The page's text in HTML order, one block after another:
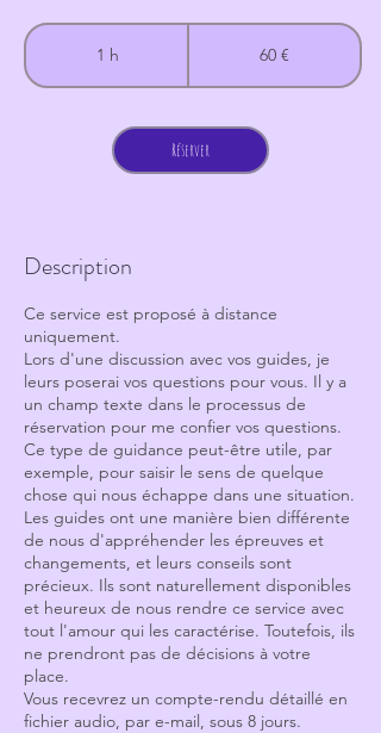
1 h 60 €
Réserver
Description
Ce service est proposé à distance
uniquement.
Lors d'une discussion avec vos guides, je
leurs poserai vos questions pour vous. Il y a
un champ texte dans le processus de
réservation pour me confier vos questions.
Ce type de guidance peut-être utile, par
exemple, pour saisir le sens de quelque
chose qui nous échappe dans une situation.
Les guides ont une manière bien différente
de nous d'appréhender les épreuves et
changements, et leurs conseils sont
précieux. Ils sont naturellement disponibles
et heureux de nous rendre ce service avec
tout l'amour qui les caractérise. Toutefois, ils
ne prendront pas de décisions à votre
place.
Vous recevrez un compte-rendu détaillé en
fichier audio, par e-mail, sous 8 jours.